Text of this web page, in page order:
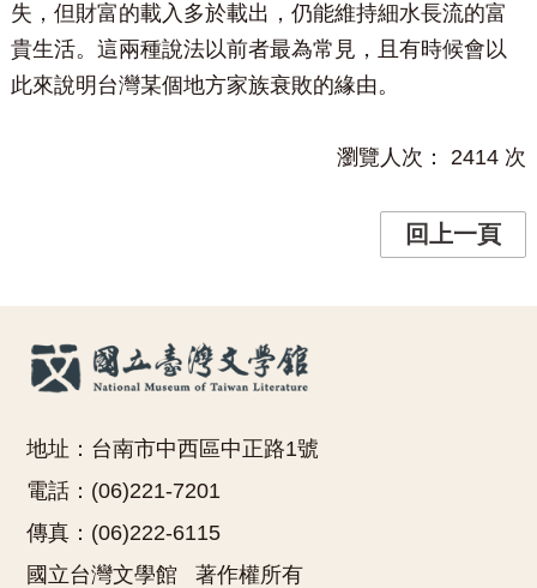
失，但財富的載入多於載出，仍能維持細水長流的富
貴生活。這兩種說法以前者最為常見，且有時候會以
此來說明台灣某個地方家族衰敗的緣由。
瀏覽人次： 2414 次
回上一頁
地址：台南市中西區中正路1號
電話：(06)221-7201
傳真：(06)222-6115
國立台灣文學館 著作權所有